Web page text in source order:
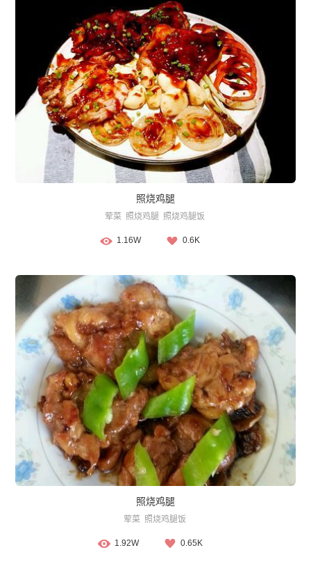
照烧鸡腿
荤菜 照烧鸡腿 照烧鸡腿饭
1.16W 0.6K
照烧鸡腿
荤菜 照烧鸡腿饭
1.92W 0.65K